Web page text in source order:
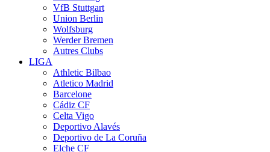
VfB Stuttgart
Union Berlin
Wolfsburg
Werder Bremen
Autres Clubs
LIGA
Athletic Bilbao
Atletico Madrid
Barcelone
Cádiz CF
Celta Vigo
Deportivo Alavés
Deportivo de La Coruña
Elche CF